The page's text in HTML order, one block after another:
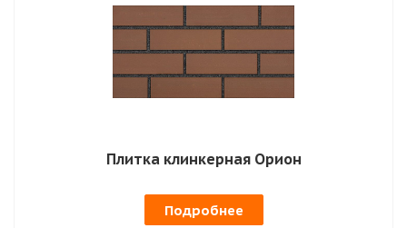
Плитка клинкерная Орион
Подробнее